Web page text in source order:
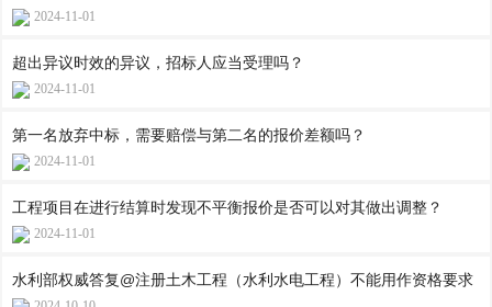
2024-11-01
超出异议时效的异议，招标人应当受理吗？
2024-11-01
第一名放弃中标，需要赔偿与第二名的报价差额吗？
2024-11-01
工程项目在进行结算时发现不平衡报价是否可以对其做出调整？
2024-11-01
水利部权威答复@注册土木工程（水利水电工程）不能用作资格要求